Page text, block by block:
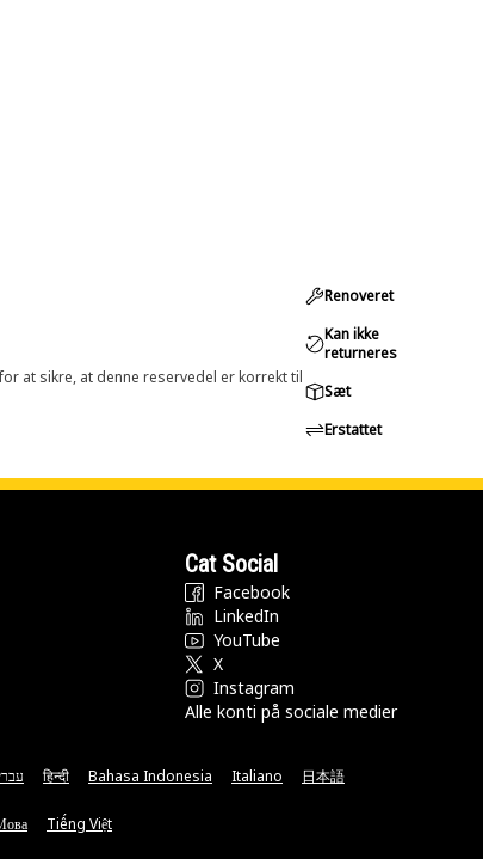
at sikre, at denne reservedel er korrekt til
Renoveret
Kan ikke
returneres
Sæt
Erstattet
Cat Social
Facebook
LinkedIn
YouTube
X
Instagram
Alle konti på sociale medier
हिन्दी Bahasa Indonesia Italiano 日本語
Tiếng Việt